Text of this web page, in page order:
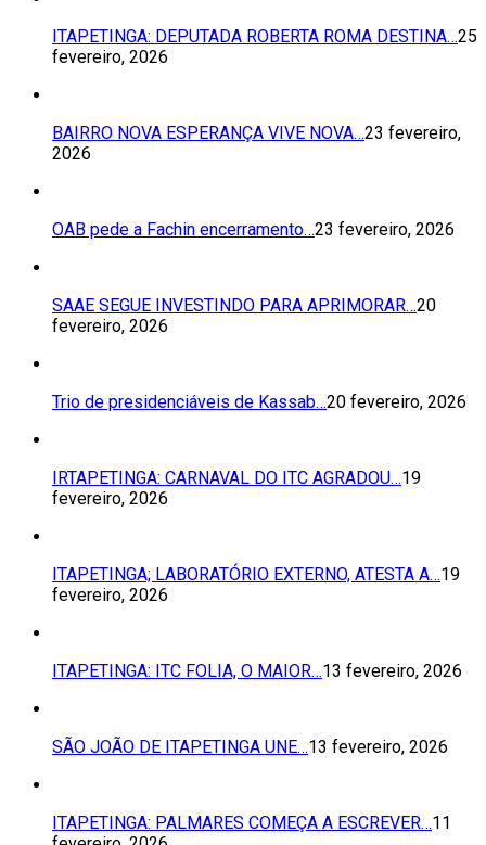
ITAPETINGA: DEPUTADA ROBERTA ROMA DESTINA…25
fevereiro, 2026
BAIRRO NOVA ESPERANÇA VIVE NOVA…23 fevereiro,
2026
OAB pede a Fachin encerramento…23 fevereiro, 2026
SAAE SEGUE INVESTINDO PARA APRIMORAR…20
fevereiro, 2026
Trio de presidenciáveis de Kassab…20 fevereiro, 2026
IRTAPETINGA: CARNAVAL DO ITC AGRADOU…19
fevereiro, 2026
ITAPETINGA; LABORATÓRIO EXTERNO, ATESTA A…19
fevereiro, 2026
ITAPETINGA: ITC FOLIA, O MAIOR…13 fevereiro, 2026
SÃO JOÃO DE ITAPETINGA UNE…13 fevereiro, 2026
ITAPETINGA: PALMARES COMEÇA A ESCREVER…11